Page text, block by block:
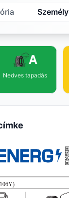
Személy
A
Nedves tapadás